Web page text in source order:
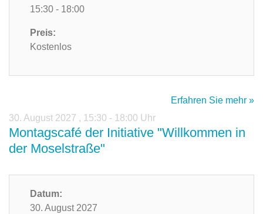
15:30 - 18:00
Preis:
Kostenlos
Erfahren Sie mehr »
30. August 2027 , 15:30 - 18:00 Uhr
Montagscafé der Initiative "Willkommen in
der Moselstraße"
Datum:
30. August 2027